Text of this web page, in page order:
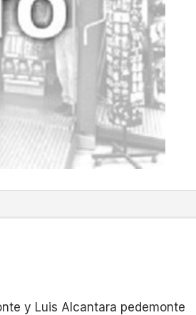
y Luis Alcantara pedemonte